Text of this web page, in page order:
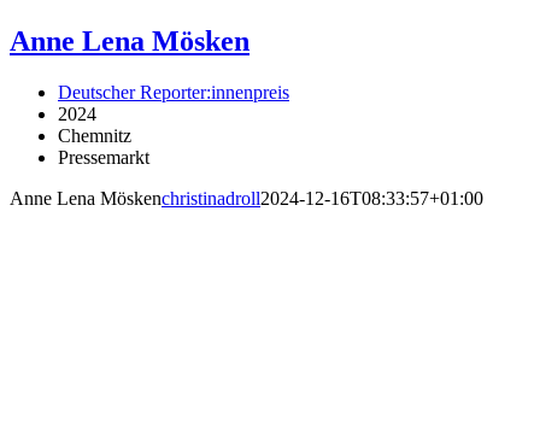
Anne Lena Mösken
Deutscher Reporter:innenpreis
2024
Chemnitz
Pressemarkt
Anne Lena Möskenchristinadroll2024-12-16T08:33:57+01:00